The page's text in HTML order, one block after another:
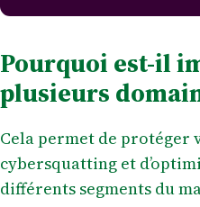
Pourquoi est-il
plusieurs
Cela permet de protéger
cybersquatting et
différents segments du